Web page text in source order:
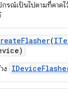
รณ์เป็นไปตามที่คาด
Flasher(
ง